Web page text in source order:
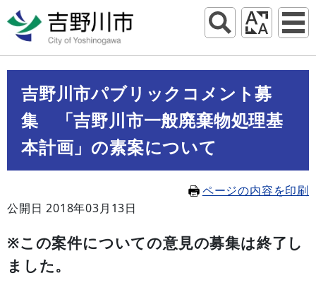
吉野川市パブリックコメント募
集 「吉野川市一般廃棄物処理基
本計画」の素案について
ページの内容を印刷
公開日 2018年03月13日
※この案件についての意見の募集は終了し
ました。